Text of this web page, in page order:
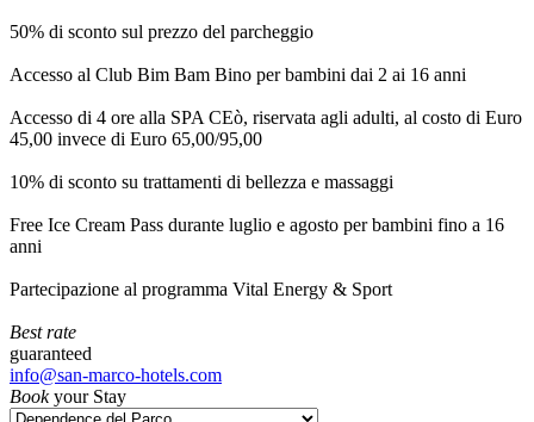
50% di sconto sul prezzo del parcheggio
Accesso al Club Bim Bam Bino per bambini dai 2 ai 16 anni
Accesso di 4 ore alla SPA CEò, riservata agli adulti, al costo di Euro
45,00 invece di Euro 65,00/95,00
10% di sconto su trattamenti di bellezza e massaggi
Free Ice Cream Pass durante luglio e agosto per bambini fino a 16
anni
Partecipazione al programma Vital Energy & Sport
Best rate
guaranteed
info@san-marco-hotels.com
Bookyour Stay